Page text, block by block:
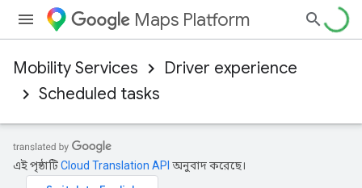
Maps Platform
Mobility Services
Driver experience
Scheduled tasks
এই পৃষ্ঠাটিCloud Translation API অনুবাদ করেছে।